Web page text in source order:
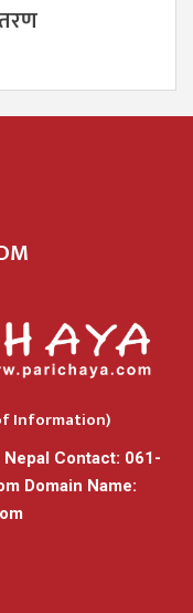
Information)
Nepal Contact: 061-
Domain Name: